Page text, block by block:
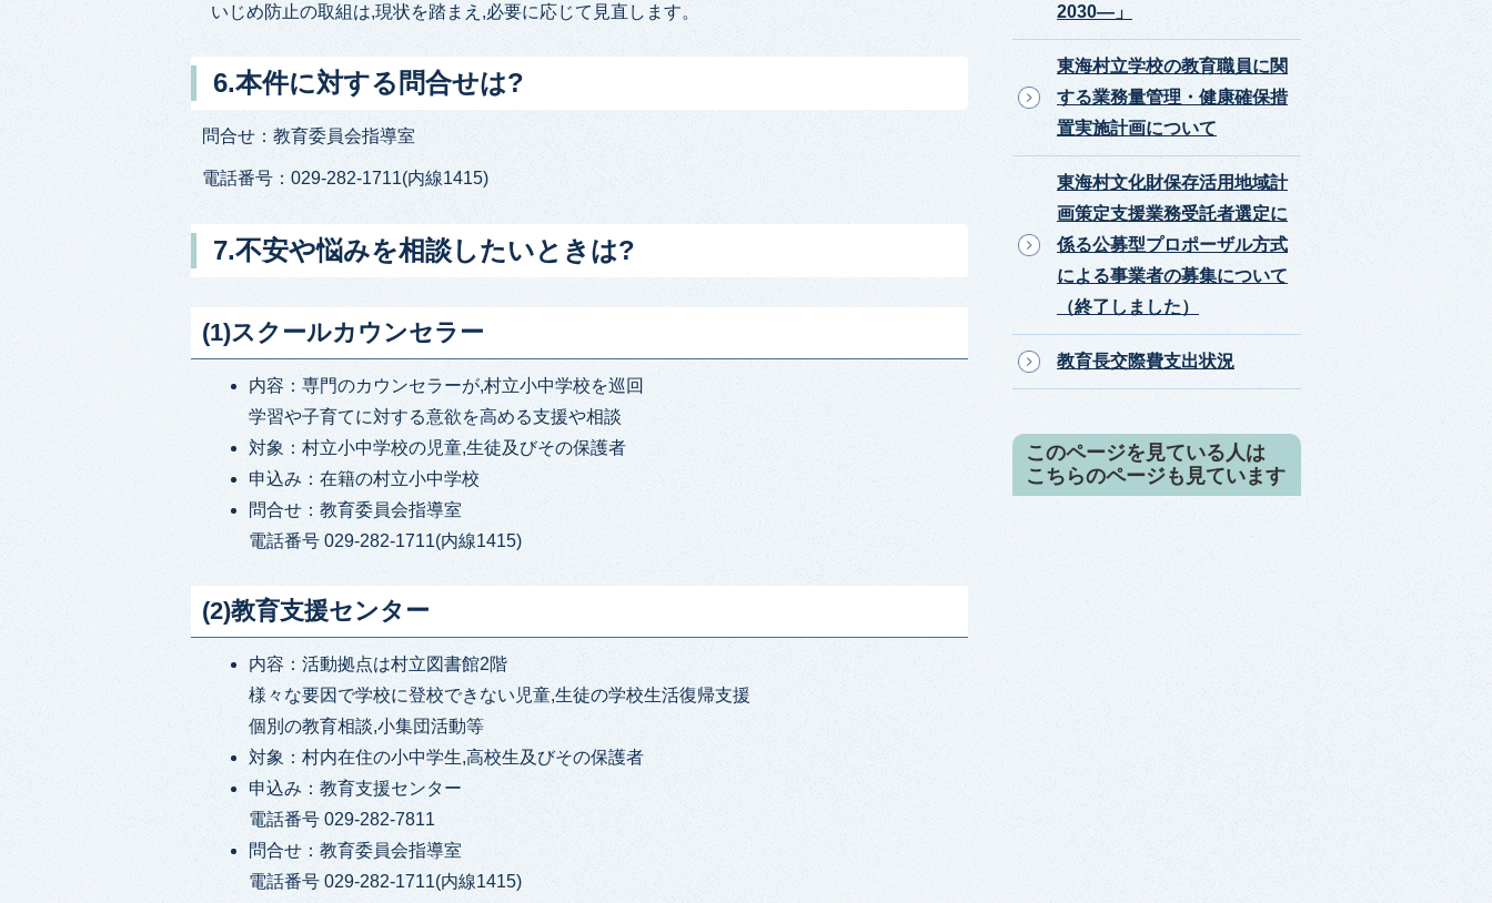
いじめ防止の取組は,現状を踏まえ,必要に応じて見直します。
6.本件に対する問合せは?
問合せ：教育委員会指導室
電話番号：029-282-1711(内線1415)
7.不安や悩みを相談したいときは?
(1)スクールカウンセラー
内容：専門のカウンセラーが,村立小中学校を巡回
学習や子育てに対する意欲を高める支援や相談
対象：村立小中学校の児童,生徒及びその保護者
申込み：在籍の村立小中学校
問合せ：教育委員会指導室
電話番号 029-282-1711(内線1415)
(2)教育支援センター
内容：活動拠点は村立図書館2階
様々な要因で学校に登校できない児童,生徒の学校生活復帰支援
個別の教育相談,小集団活動等
対象：村内在住の小中学生,高校生及びその保護者
申込み：教育支援センター
電話番号 029-282-7811
問合せ：教育委員会指導室
電話番号 029-282-1711(内線1415)
2030―」
東海村立学校の教育職員に関
する業務量管理・健康確保措
置実施計画について
東海村文化財保存活用地域計
画策定支援業務受託者選定に
係る公募型プロポーザル方式
による事業者の募集について
（終了しました）
教育長交際費支出状況
このページを見ている人は
こちらのページも見ています